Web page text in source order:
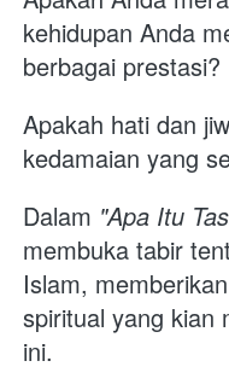
kehidupan Anda
berbagai prestasi?
Apakah hati dan
kedamaian yang
Dalam "Apa Itu
membuka tabir
Islam,
spiritual yang kian
ini.